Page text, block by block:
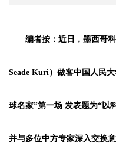
编者按：近日，墨西哥
Seade Kuri）做客中国人民
球名家”第一场 发表题为“以
并与多位中方专家深入交换